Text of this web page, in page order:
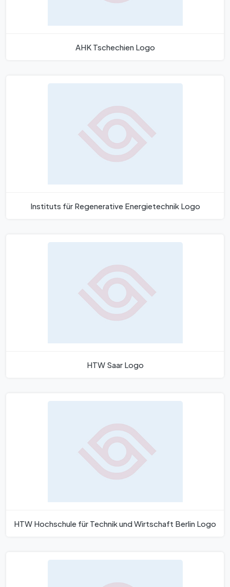
AHK Tschechien Logo
Instituts für Regenerative Energietechnik Logo
HTW Saar Logo
HTW Hochschule für Technik und Wirtschaft Berlin Logo